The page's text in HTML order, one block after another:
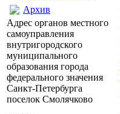
Архив
Адрес органов местного
самоуправления
внутригородского
муниципального
образования города
федерального значения
Санкт-Петербурга
поселок Смолячково